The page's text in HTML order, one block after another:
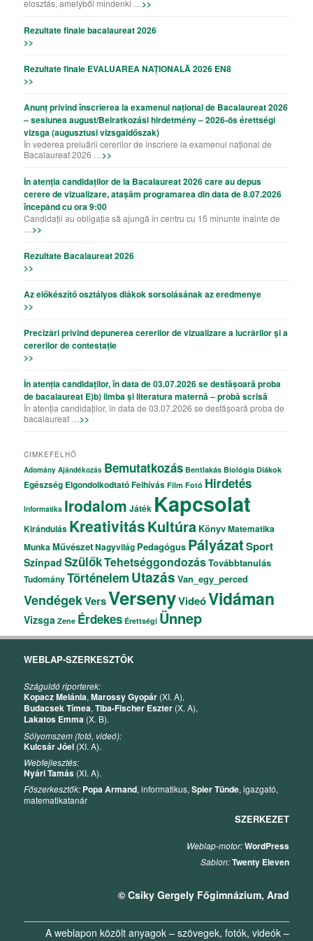
elosztás, amelyből mindenki … >>
Rezultate finale bacalaureat 2026
>>
Rezultate finale EVALUAREA NAȚIONALĂ 2026 EN8
>>
Anunț privind înscrierea la examenul național de Bacalaureat 2026
– sesiunea august/Beiratkozási hirdetmény – 2026-ös érettségi
vizsga (augusztusi vizsgaidőszak)
În vederea preluării cererilor de înscriere la examenul național de
Bacalaureat 2026 … >>
În atenția candidaților de la Bacalaureat 2026 care au depus
cerere de vizualizare, atașăm programarea din data de 8.07.2026
începând cu ora 9:00
Candidații au obligația să ajungă în centru cu 15 minunte înainte de
>>
Rezultate Bacalaureat 2026
>>
Az előkészítő osztályos diákok sorsolásának az eredmenye
>>
Precizǎri privind depunerea cererilor de vizualizare a lucrǎrilor şi a
cererilor de contestație
>>
În atenția candidaților, în data de 03.07.2026 se desfășoară proba
de bacalaureat E)b) limba și literatura maternă – probă scrisă
În atenția candidaților, în data de 03.07.2026 se desfășoară proba de
bacalaureat … >>
CIMKEFELHŐ
Adomány Ajándékozás Bemutatkozás Bentlakás Biológia Diákok
Egészség ElgondolkodtatóFelhívás Film Fotó Hirdetés
Informatika Irodalom Játék Kapcsolat
Kirándulás KreativitásKultúra KönyvMatematika
MunkaMűvészetNagyvilág Pedagógus PályázatSport
Színpad SzülőkTehetséggondozásTovábbtanulás
TudományTörténelem Utazás Van_egy_perced
VendégekVersVersenyVideóVidáman
Vizsga Zene Érdekes Érettségi Ünnep
WEBLAP-SZERKESZTŐK
Száguldó riporterek:
Kopacz Melánia,Marossy Gyopár (XI. A),
Budacsek Tímea,Tiba-Fischer Eszter (X. A),
Lakatos Emma (X. B).
Sólyomszem (fotó, videó):
Kulcsár Jóel (XI. A).
Webfejlesztés:
Nyári Tamás (XI. A).
Főszerkesztők: Popa Armand, informatikus,Spier Tünde, igazgató,
matematikatanár
SZERKEZET
Weblap-motor:WordPress
Sablon:Twenty Eleven
© Csiky Gergely Főgimnázium, Arad
A weblapon közölt anyagok – szövegek, fotók, videók –